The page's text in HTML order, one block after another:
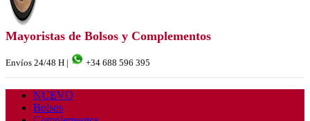
Mayoristas de Bolsos y Complementos
Envíos 24/48 H | +34 688 596 395
NUEVO
Bolsos